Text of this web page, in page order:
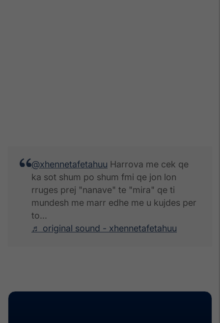
@xhennetafetahuu Harrova me cek qe
ka sot shum po shum fmi qe jon lon
rruges prej "nanave" te "mira" qe ti
mundesh me marr edhe me u kujdes per
to...
♬ original sound - xhennetafetahuu